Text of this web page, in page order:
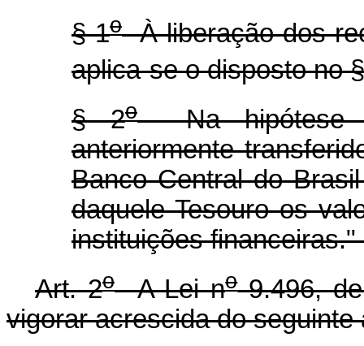
§ 1oÀ liberação dos
aplica-se o disposto no
§ 2oNa hipótese
anteriormente
Banco Central do
daquele Tesouro os
instituições financeiras."
Art. 2oA Lei no9.496,
vigorar acrescida do seguinte